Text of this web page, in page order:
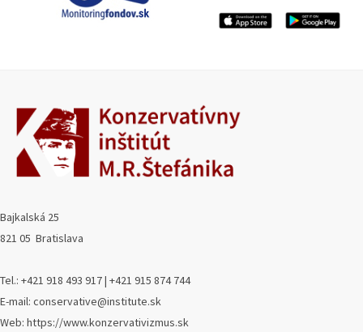
Bajkalská 25
821 05 Bratislava
Tel.: +421 918 493 917 | +421 915 874 744
E-mail: conservative@institute.sk
Web: https://www.konzervativizmus.sk